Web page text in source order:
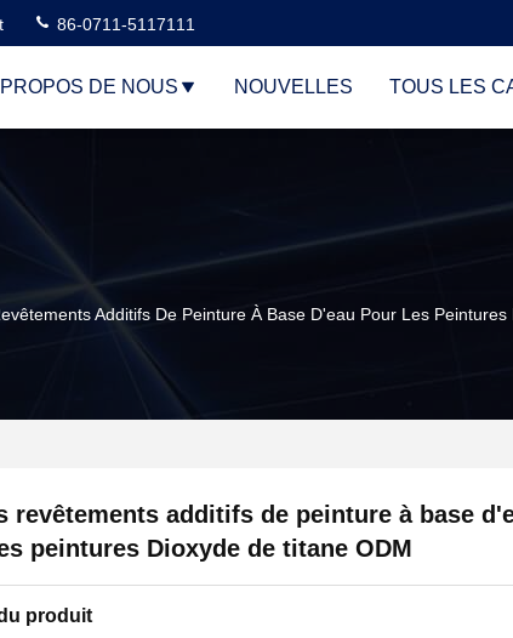
86-0711-5117111
DE NOUS NOUVELLES TOUS LES
Additifs De Peinture À Base D'eau Pour Les
revêtements additifs de peinture à base
peintures Dioxyde de titane ODM
produit